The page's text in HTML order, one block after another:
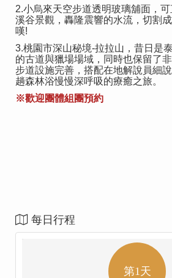
2.小烏來天空步道透明玻璃舖面，
溪谷景觀，轟隆震響的水流，切割
嘆!
3.桃園市深山秘境-拉拉山，昔日是
的古道與獵場場域，同時也保留了
步道設施完善，搭配在地解說員細
趟森林浴慢慢深呼吸的療癒之旅。
※歡迎團體組團預約
每日行程
第1天